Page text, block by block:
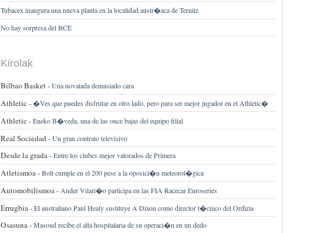
Tubacex inaugura una nueva planta en la localidad austr�aca de Ternitz
No hay sorpresa del BCE
Kirolak
Bilbao Basket -Una novatada demasiado cara
Athletic -�Ves que puedes disfrutar en otro lado, pero para ser mejor jugador en el Athletic�
Athletic -Eneko B�veda, una de las once bajas del equipo filial
Real Sociedad -Un gran contrato televisivo
Desde la grada -Entre los clubes mejor valorados de Primera
Atletismoa -Bolt cumple en el 200 pese a la oposici�n meteorol�gica
Automobilismoa - Ander Vilari�o participa en las FIA Racecar Euroseries
Errugbia -El australiano Paul Healy sustituye A Dixon como director t�cnico del Ordizia
Osasuna -Masoud recibe el alta hospitalaria de su operaci�n en un dedo